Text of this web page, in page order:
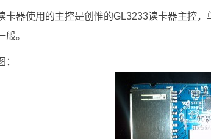
卡器使用的主控是创惟的GL3233读卡器主控
般。
：